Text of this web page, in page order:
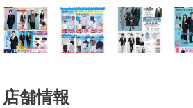
店舗情報